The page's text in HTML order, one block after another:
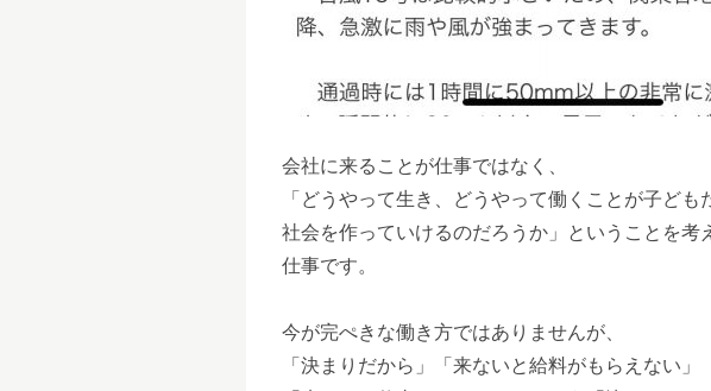
会社に来ることが仕事ではなく、
「どうやって生き、どうやって働くことが子ども
社会を作っていけるのだろうか」ということを考
仕事です。
今が完ぺきな働き方ではありませんが、
「決まりだから」「来ないと給料がもらえない」